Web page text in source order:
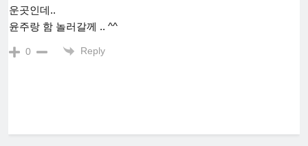
운곳인데..
윤주랑 함 놀러갈께 .. ^^
0 Reply